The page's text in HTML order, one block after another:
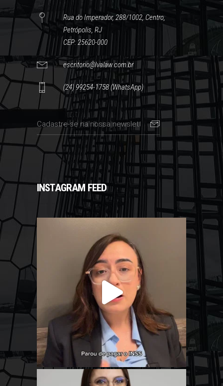
Rua do Imperador, 288/1002, Centro,
Petrópolis, RJ
CEP: 25620-000
escritorio@lvalaw.com.br
(24) 99254-1758 (WhatsApp)
INSTAGRAM FEED